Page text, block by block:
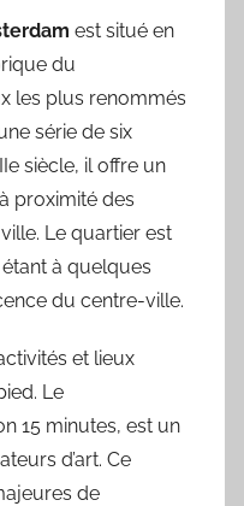
est situé en
du
les plus renommés
série de six
siècle, il offre un
proximité des
Le quartier est
à quelques
du centre-ville.
et lieux
Le
15 minutes, est un
d’art. Ce
de